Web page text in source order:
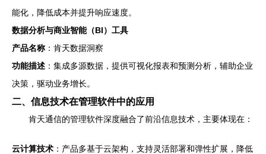
能化，降低成本并提升响应速度。
数据分析与商业智能（BI）工具
产品名称 ：肯天数据洞察
功能描述 ：集成多源数据，提供可视化报表和预测分析，辅助企业
决策，驱动业务增长。
二、信息技术在管理软件中的应用
肯天通信的管理软件深度融合了前沿信息技术，主要体现在：
云计算技术 ：产品多基于云架构，支持灵活部署和弹性扩展，降低